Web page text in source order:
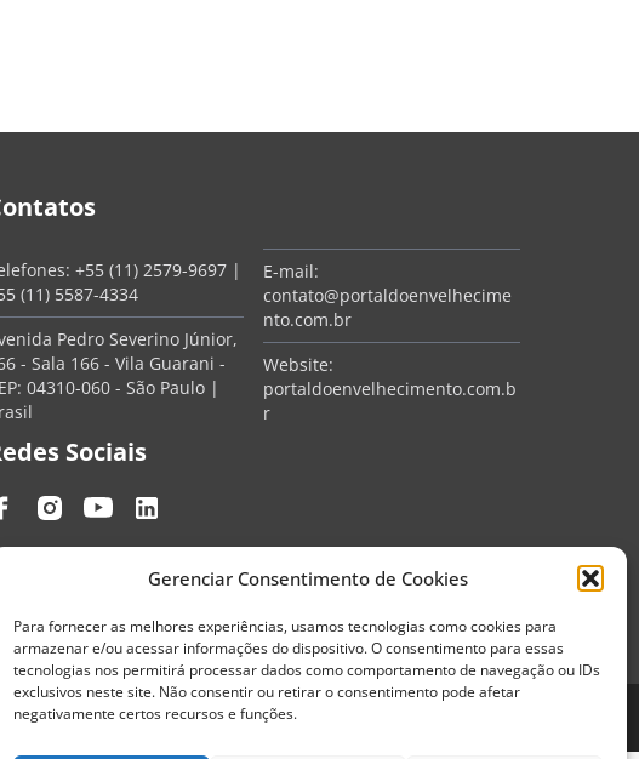
Gerenciar Consentimento de Cookies
Para fornecer as melhores experiências, usamos tecnologias como cookies para
armazenar e/ou acessar informações do dispositivo. O consentimento para essas
tecnologias nos permitirá processar dados como comportamento de navegação ou IDs
exclusivos neste site. Não consentir ou retirar o consentimento pode afetar
negativamente certos recursos e funções.
+55 (11) 2579-9697|
(11) 5587-4334
Pedro Severino Júnior,
- Sala 166 - Vila Guarani -
04310-060 - São Paulo |
E-mail:
contato@portaldoenvelhecime
nto.com.br
Website:
portaldoenvelhecimento.com.b
r
Sociais
Termos de Uso